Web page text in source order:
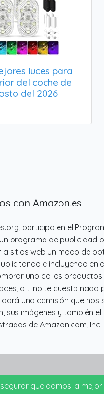
luces para
del coche de
del 2026
con Amazon.es
participa en el
un programa de publicidad
sitios web un modo de
e incluyendo
uno de los
a ti no te cuesta nada
dará una comisión que nos
sus imágenes y también
de Amazon.com, Inc.
que damos la